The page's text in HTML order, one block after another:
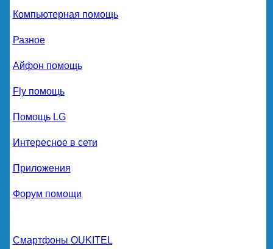
Компьютерная помощь
Разное
Айфон помощь
Fly помощь
Помощь LG
Интересное в сети
Приложения
Форум помощи
Смартфоны OUKITEL